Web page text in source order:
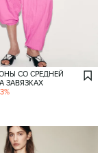
СО СРЕДНЕЙ
ЗАВЯЗКАХ
%